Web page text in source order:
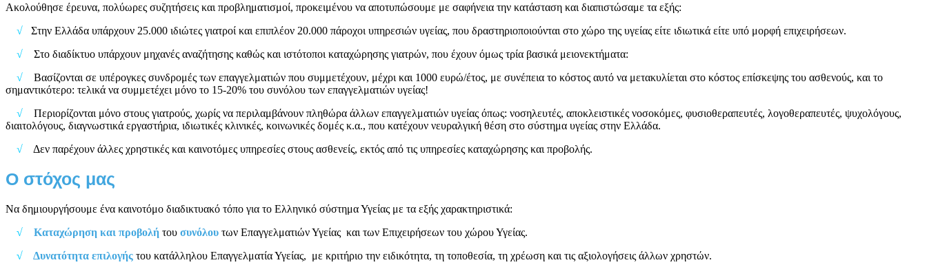
Ακολούθησε έρευνα, πολύωρες συζητήσεις και προβληματισμοί, προκειμένου να αποτυπώσουμε με σαφήνεια την κατάσταση και διαπιστώσαμε τα εξής:
√
Στην Ελλάδα υπάρχουν 25.000 ιδιώτες γιατροί και επιπλέον 20.000 πάροχοι υπηρεσιών υγείας, που δραστηριοποιούνται στο χώρο της υγείας είτε ιδιωτικά είτε υπό μορφή επιχειρήσεων.
√ Στο διαδίκτυο υπάρχουν μηχανές αναζήτησης καθώς και ιστότοποι καταχώρησης γιατρών, που έχουν όμως τρία βασικά μειονεκτήματα:
√ Βασίζονται σε υπέρογκες συνδρομές των επαγγελματιών που συμμετέχουν, μέχρι και 1000 ευρώ/έτος, με συνέπεια το κόστος αυτό να μετακυλίεται στο κόστος επίσκεψης του ασθενούς, και το
σημαντικότερο: τελικά να συμμετέχει μόνο το 15-20% του συνόλου των επαγγελματιών υγείας!
√ Περιορίζονται μόνο στους γιατρούς, χωρίς να περιλαμβάνουν πληθώρα άλλων επαγγελματιών υγείας όπως: νοσηλευτές, αποκλειστικές νοσοκόμες, φυσιοθεραπευτές, λογοθεραπευτές, ψυχολόγους,
διαιτολόγους, διαγνωστικά εργαστήρια, ιδιωτικές κλινικές, κοινωνικές δομές κ.α., που κατέχουν νευραλγική θέση στο σύστημα υγείας στην Ελλάδα.
√ Δεν παρέχουν άλλες χρηστικές και καινοτόμες υπηρεσίες στους ασθενείς, εκτός από τις υπηρεσίες καταχώρησης και προβολής.
Ο στόχος μας
Να δημιουργήσουμε ένα καινοτόμο διαδικτυακό τόπο για το Ελληνικό σύστημα Υγείας με τα εξής χαρακτηριστικά:
√ Καταχώρηση και προβολή του συνόλου των Επαγγελματιών Υγείας και των Επιχειρήσεων του χώρου Υγείας.
√ Δυνατότητα επιλογής του κατάλληλου Επαγγελματία Υγείας, με κριτήριο την ειδικότητα, τη τοποθεσία, τη χρέωση και τις αξιολογήσεις άλλων χρηστών.